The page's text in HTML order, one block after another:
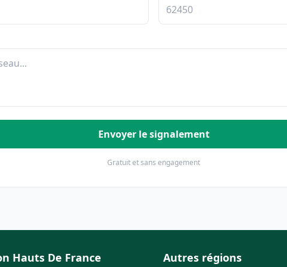
Envoyer le signalement
Gratuit et sans engagement
Hauts De France Autres régions